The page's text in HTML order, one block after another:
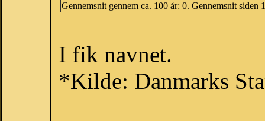
Gennemsnit gennem ca. 100 år: 0. Gennemsnit siden
I fik navnet.
*Kilde: Danmarks